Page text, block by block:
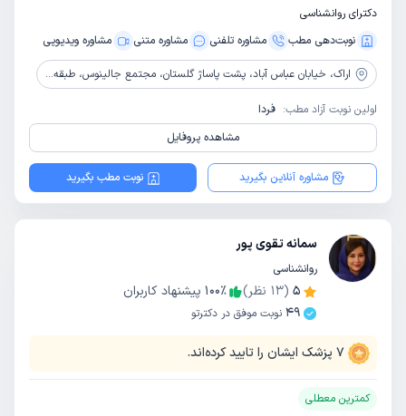
دکترای روانشناسی
نوبت‌دهی مطب
مشاوره‌ تلفنی مشاوره‌ متنی مشاوره ویدیویی
اراک، خیابان عباس آباد، پشت پاساژ گلستان، مجتمع جالینوس، طبقه 5، مرکز مشاوره رازبان
اولین نوبت آزاد مطب: فردا
مشاهده پروفایل
مشاوره آنلاین بگیرید نوبت مطب بگیرید
سمانه تقوی پور
روانشناسی
5
(
13 نظر) 100٪
پیشنهاد کاربران
49 نوبت موفق در دکترتو
7 پزشک ایشان را تایید کرده‌اند.
کمترین معطلی